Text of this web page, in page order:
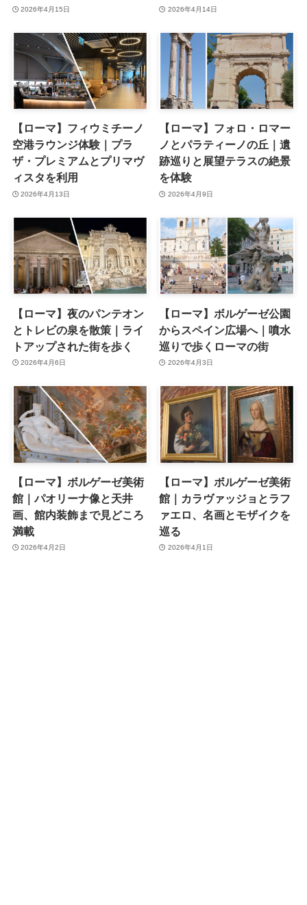
2026年4月15日 2026年4月14日
【ローマ】フィウミチーノ
空港ラウンジ体験｜プラ
ザ・プレミアムとプリマヴ
ィスタを利用
2026年4月13日
【ローマ】フォロ・ロマー
ノとパラティーノの丘｜遺
跡巡りと展望テラスの絶景
を体験
2026年4月9日
【ローマ】夜のパンテオン
とトレビの泉を散策｜ライ
トアップされた街を歩く
2026年4月6日
【ローマ】ボルゲーゼ公園
からスペイン広場へ｜噴水
巡りで歩くローマの街
2026年4月3日
【ローマ】ボルゲーゼ美術
館｜パオリーナ像と天井
画、館内装飾まで見どころ
満載
2026年4月2日
【ローマ】ボルゲーゼ美術
館｜カラヴァッジョとラフ
ァエロ、名画とモザイクを
巡る
2026年4月1日